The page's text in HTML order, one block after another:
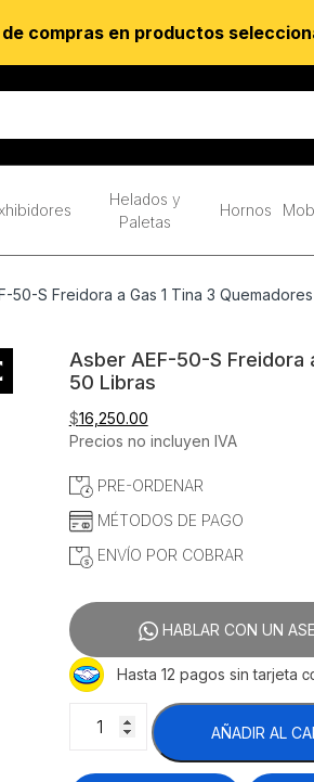
Helados y
Paletas
Hornos
50-S Freidora a Gas 1 Tina 3
Asber AEF-50-S Freidora
50 Libras
$16,250.00
Precios no incluyen IVA
PRE-ORDENAR
MÉTODOS DE PAGO
ENVÍO POR COBRAR
HABLAR CON UN
Hasta 12 pagos sin tarjeta
AEF-
AÑADIR AL
compras en productos